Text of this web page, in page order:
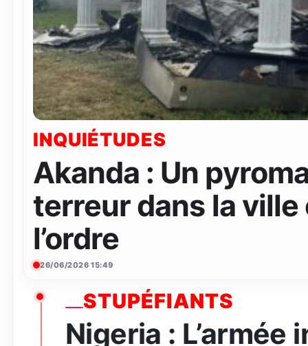
INQUIÉTUDES
Akanda : Un
terreur dans la
l’ordre
26/06/2026 15:49
STUPÉFIANTS
Nigeria :